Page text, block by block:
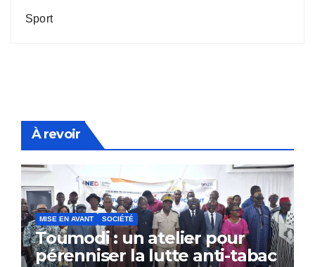
Sport
À revoir
MISE EN AVANT SOCIÉTÉ
Toumodi : un atelier pour
pérenniser la lutte anti-tabac